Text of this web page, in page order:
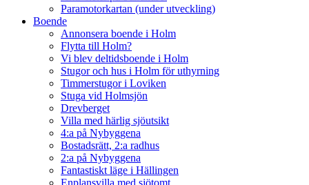
Paramotorkartan (under utveckling)
Boende
Annonsera boende i Holm
Flytta till Holm?
Vi blev deltidsboende i Holm
Stugor och hus i Holm för uthyrning
Timmerstugor i Loviken
Stuga vid Holmsjön
Drevberget
Villa med härlig sjöutsikt
4:a på Nybyggena
Bostadsrätt, 2:a radhus
2:a på Nybyggena
Fantastiskt läge i Hällingen